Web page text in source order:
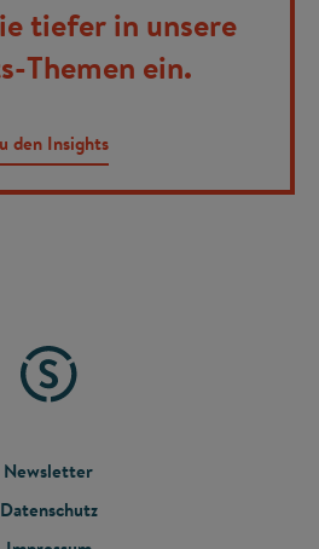
tiefer in unsere
Themen ein.
den Insights
Newsletter
Datenschutz